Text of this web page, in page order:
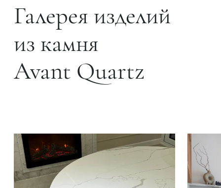
Галерея изделий
из камня
Avant Quartz